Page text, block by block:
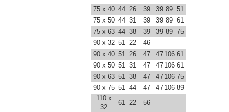
75 x 40 44 26 39 39 89 51
75 x 50 44 31 39 39 89 61
75 x 63 44 38 39 39 89 75
90 x 32 51 22
46
90 x 40 51 26 47 47 106 61
90 x 50 51 31 47 47 106 61
90 x 63 51 38 47 47 106 75
90 x 75 51 44 47 47 106 89
110 x
32
61 22
56